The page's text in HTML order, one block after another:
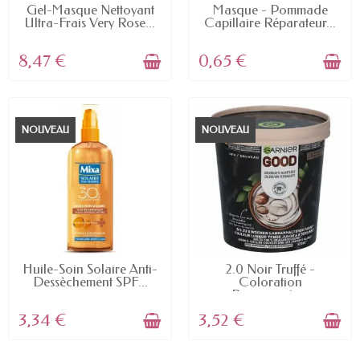
EN STOCK
Gel-Masque Nettoyant
Ultra-Frais Very Rose...
8,47 €
EN STOCK
Masque - Pommade
Capillaire Réparateur...
0,65 €
NOUVEAU
EN STOCK
Huile-Soin Solaire Anti-
Dessèchement SPF...
3,34 €
NOUVEAU
EN STOCK
2.0 Noir Truffé -
Coloration
Permanente...
3,52 €